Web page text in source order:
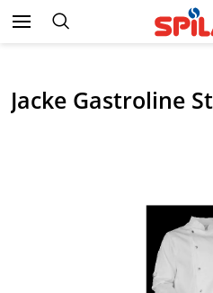
Jacke Gastroline